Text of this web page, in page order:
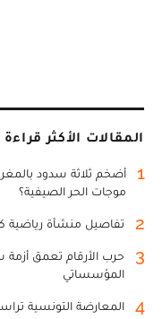
المقالات الأكثر قراءة
1
أضخم ثلاثة سدود
موجات الحر الصيفية؟
2 تفاصيل منشأة رياضية
3
حرب الأرقام تعمق
المؤسساتي
4
المعارضة التونسية